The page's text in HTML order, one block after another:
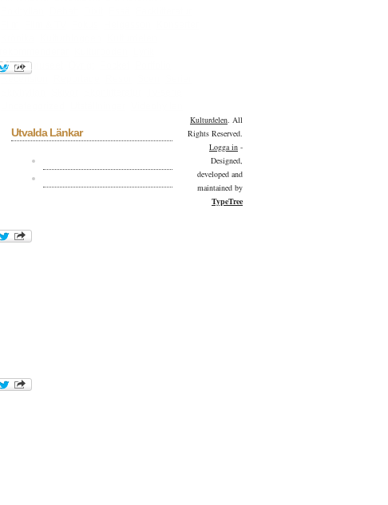
Okonstmuseet
Utvalda Länkar
Kulturdelen. All
Rights Reserved.
Logga in -
Designed,
developed and
maintained by
TypeTree